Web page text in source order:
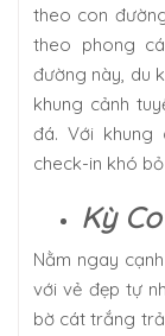
theo con
theo phong
đường này, du
khung cảnh
đá. Với khung
check-in khó
Kỳ Co
Nằm ngay
với vẻ đẹp tự
bờ cát trắng